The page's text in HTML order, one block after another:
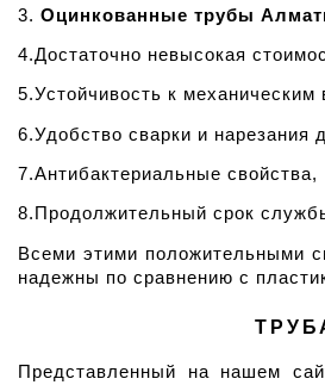
3. Оцинкованные трубы
4.Достаточно невысокая
5.Устойчивость к
6.Удобство сварки и
7.Антибактериальные
8.Продолжительный срок
Всеми этими положительными
надежны по сравнению с
Представленный на нашем